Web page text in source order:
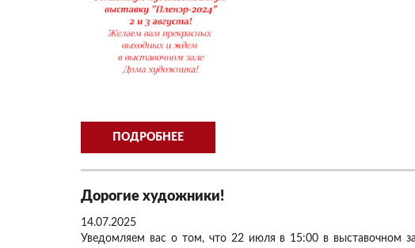
ПОДРОБНЕЕ
Дорогие художники!
14.07.2025
Уведомляем вас о том, что 22 июля в 15:00 в выставочном